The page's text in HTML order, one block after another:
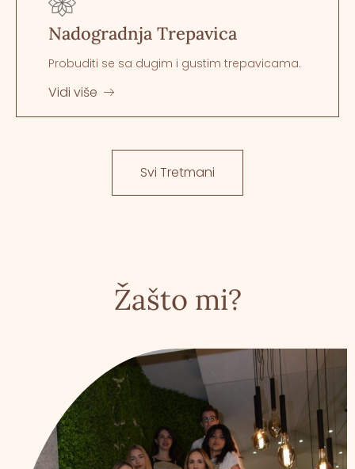
Nadogradnja Trepavica
Probuditi se sa dugim i gustim trepavicama.
Vidi više
Svi Tretmani
Žašto mi?